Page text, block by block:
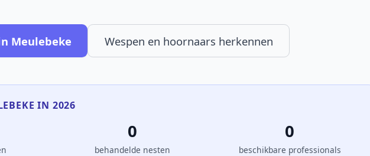
Meulebeke Wespen en hoornaars herkennen
IN 2026
0
behandelde nesten
0
beschikbare professionals